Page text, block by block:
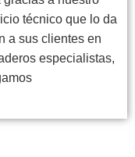
técnico que lo da
a sus clientes en
especialistas,